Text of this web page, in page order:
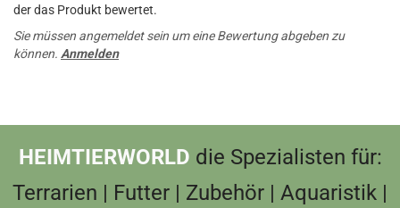
der das Produkt bewertet.
Sie müssen angemeldet sein um eine Bewertung abgeben zu
können. Anmelden
HEIMTIERWORLD die Spezialisten für:
Terrarien | Futter | Zubehör | Aquaristik |